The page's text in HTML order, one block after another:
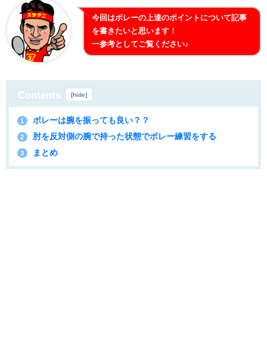
今回はボレーの上達のポイントについて記事
を書きたいと思います！
一参考としてご覧ください♪
Contents [hide]
1 ボレーは腕を振っても良い？？
2 肘を反対側の腕で持った状態でボレー練習をする
3 まとめ